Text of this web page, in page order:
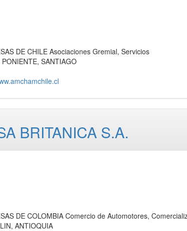
DE CHILE Asociaciones Gremial, Servicios
PONIENTE, SANTIAGO
BRITANICA S.A.
DE COLOMBIA Comercio de Automotores,
ANTIOQUIA